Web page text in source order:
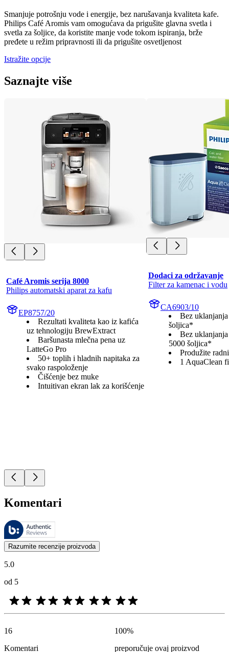
Smanjuje potrošnju vode i energije, bez narušavanja kvaliteta kafe.
Philips Café Aromis vam omogućava da prigušite glavna svetla i
svetla za šoljice, da koristite manje vode tokom ispiranja, brže
pređete u režim pripravnosti ili da prigušite osvetljenost
Istražite opcije
Saznajte više
Café Aromis serija 8000
Philips automatski aparat za kafu
EP8757/20
Rezultati kvaliteta kao iz kafića
uz tehnologiju BrewExtract
Baršunasta mlečna pena uz
LatteGo Pro
50+ toplih i hladnih napitaka za
svako raspoloženje
Čišćenje bez muke
Intuitivan ekran lak za korišćenje
Dodaci za održavanje
Filter za kamenac i vodu
CA6903/10
Bez
šoljica*
Bez
5000 šoljica*
Produžite
1 AquaClean
Komentari
Ovim recenzijama upravlja Bazaarvoice i one su u skladu sa
Mišljenja kupaca u obliku ocena proizvoda i zvezdica korisna su za
Razumite recenzije proizvoda
5.0
od 5
16
Komentari
100%
preporučuje ovaj proizvod